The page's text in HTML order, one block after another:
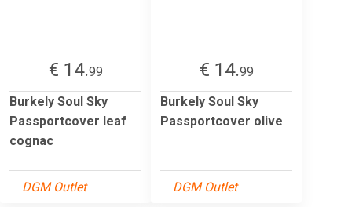
€ 14.99
Burkely Soul Sky
Passportcover leaf
cognac
DGM Outlet
€ 14.99
Burkely Soul Sky
Passportcover olive
DGM Outlet